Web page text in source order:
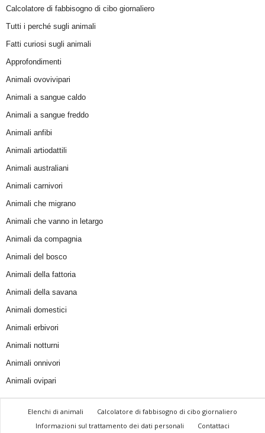
Calcolatore di fabbisogno di cibo giornaliero
Tutti i perché sugli animali
Fatti curiosi sugli animali
Approfondimenti
Animali ovovivipari
Animali a sangue caldo
Animali a sangue freddo
Animali anfibi
Animali artiodattili
Animali australiani
Animali carnivori
Animali che migrano
Animali che vanno in letargo
Animali da compagnia
Animali del bosco
Animali della fattoria
Animali della savana
Animali domestici
Animali erbivori
Animali notturni
Animali onnivori
Animali ovipari
Elenchi di animali
Calcolatore di fabbisogno di cibo giornaliero
Informazioni sul trattamento dei dati personali
Contattaci